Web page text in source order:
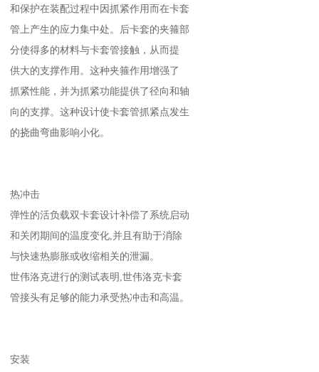
和保护在装配过程中因抓紧作用而在卡套
管上产生的应力集中处。后卡套的夹箍部
分使得多的材料与卡套管接触，从而提
供大的支撑作用。这种夹箍作用增强了
抓紧性能，并为抓紧功能提供了径向和轴
向的支撑。这种设计使卡套管抓紧点发生
的挠曲弯曲影响小化。
热冲击
弹性的活负载双卡套设计补偿了系统启动
和关闭期间的温度变化,并且有助于消除
与快速热膨胀或收缩相关的泄漏。
世伟洛克进行的测试表明,世伟洛克卡套
管接头有足够的能力承受热冲击和高温。
安装